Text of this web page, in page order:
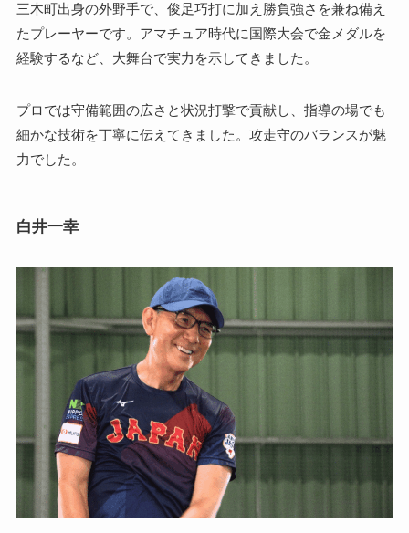
三木町出身の外野手で、俊足巧打に加え勝負強さを兼ね備え
たプレーヤーです。アマチュア時代に国際大会で金メダルを
経験するなど、大舞台で実力を示してきました。
プロでは守備範囲の広さと状況打撃で貢献し、指導の場でも
細かな技術を丁寧に伝えてきました。攻走守のバランスが魅
力でした。
白井一幸